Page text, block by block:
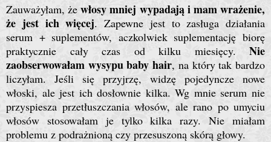
Zauważyłam, żewłosy mniej wypadają i mam wrażenie,
że jest ich więcej. Zapewne jest to zasługa działania
serum + suplementów, aczkolwiek suplementację biorę
praktycznie cały czas od kilku miesięcy. Nie
zaobserwowałam wysypu baby hair, na który tak bardzo
liczyłam. Jeśli się przyjrzę, widzę pojedyncze nowe
włoski, ale jest ich dosłownie kilka. Wg mnie serum nie
przyspiesza przetłuszczania włosów, ale rano po umyciu
włosów stosowałam je tylko kilka razy. Nie miałam
problemu z podrażnioną czy przesuszoną skórą głowy.